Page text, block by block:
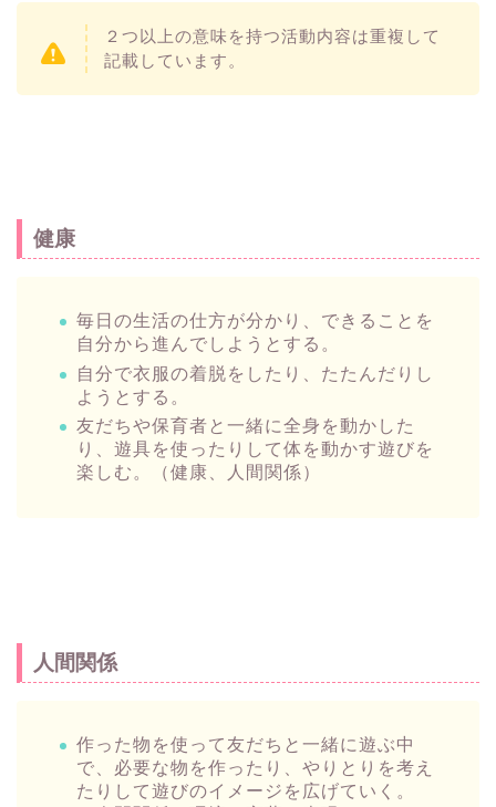
２つ以上の意味を持つ活動内容は重複して
記載しています。
健康
毎日の生活の仕方が分かり、できることを
自分から進んでしようとする。
自分で衣服の着脱をしたり、たたんだりし
ようとする。
友だちや保育者と一緒に全身を動かした
り、遊具を使ったりして体を動かす遊びを
楽しむ。（健康、人間関係）
人間関係
作った物を使って友だちと一緒に遊ぶ中
で、必要な物を作ったり、やりとりを考え
たりして遊びのイメージを広げていく。